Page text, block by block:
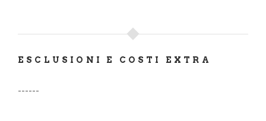
ESCLUSIONI E COSTI EXTRA
------